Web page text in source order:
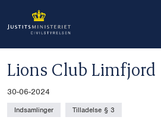
Lions Club Limfjord
30-06-2024
Indsamlinger Tilladelse § 3